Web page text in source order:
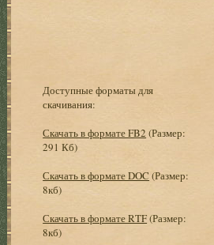
Доступные форматы для
скачивания:
Скачать в формате FB2 (Размер:
291 Кб)
Скачать в формате DOC (Размер:
8кб)
Скачать в формате RTF(Размер:
8кб)